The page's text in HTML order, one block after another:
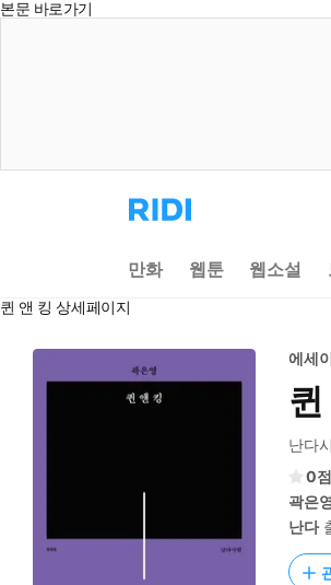
본문 바로가기
리
디
으
로
만화 웹툰 웹소설
퀸 앤 킹 상세페이지
에세
퀸
난다
0
곽은
난다